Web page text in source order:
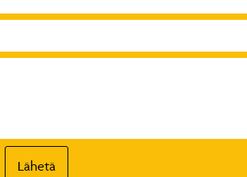
Lähetä